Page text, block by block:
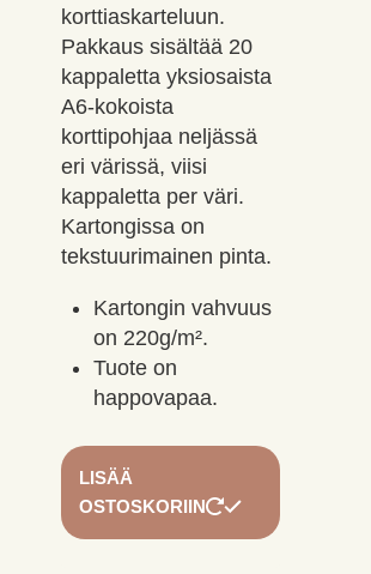
korttiaskarteluun.
Pakkaus sisältää 20
kappaletta yksiosaista
A6-kokoista
korttipohjaa neljässä
eri värissä, viisi
kappaletta per väri.
Kartongissa on
tekstuurimainen pinta.
Kartongin vahvuus
on 220g/m².
Tuote on
happovapaa.
LISÄÄ
OSTOSKORIIN